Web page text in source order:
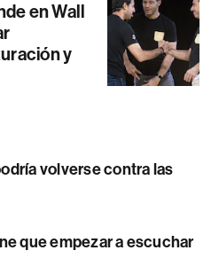
en Wall
y
volverse contra las
que empezar a escuchar